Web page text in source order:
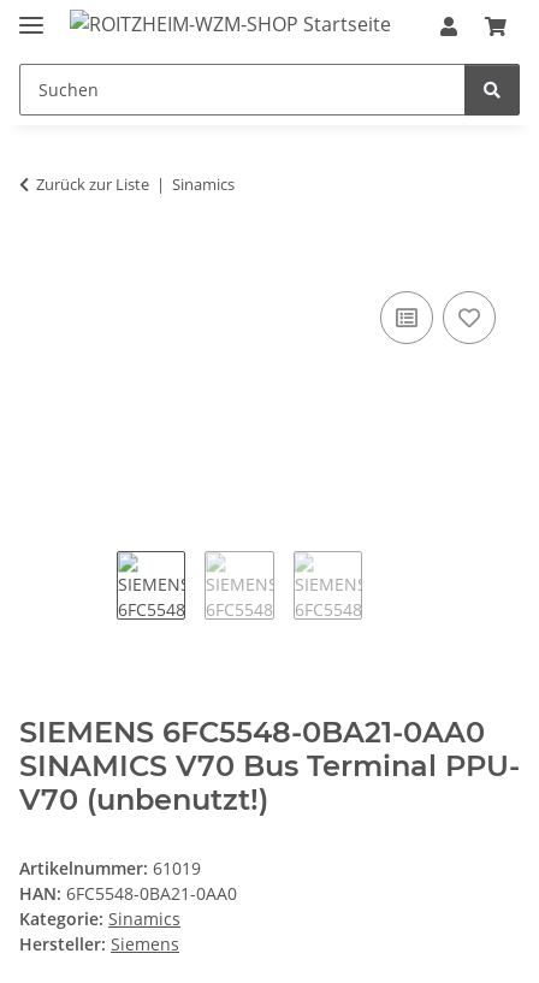
Zurück zur Liste Sinamics
SIEMENS 6FC5548-0BA21-0AA0
SINAMICS V70 Bus Terminal PPU-
V70 (unbenutzt!)
Artikelnummer: 61019
HAN: 6FC5548-0BA21-0AA0
Kategorie: Sinamics
Hersteller: Siemens